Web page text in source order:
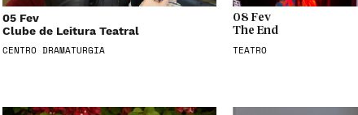
05 Fev
Clube de Leitura Teatral
CENTRO DRAMATURGIA
08 Fev
The End
TEATRO